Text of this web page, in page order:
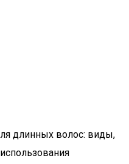
длинных волос: виды,